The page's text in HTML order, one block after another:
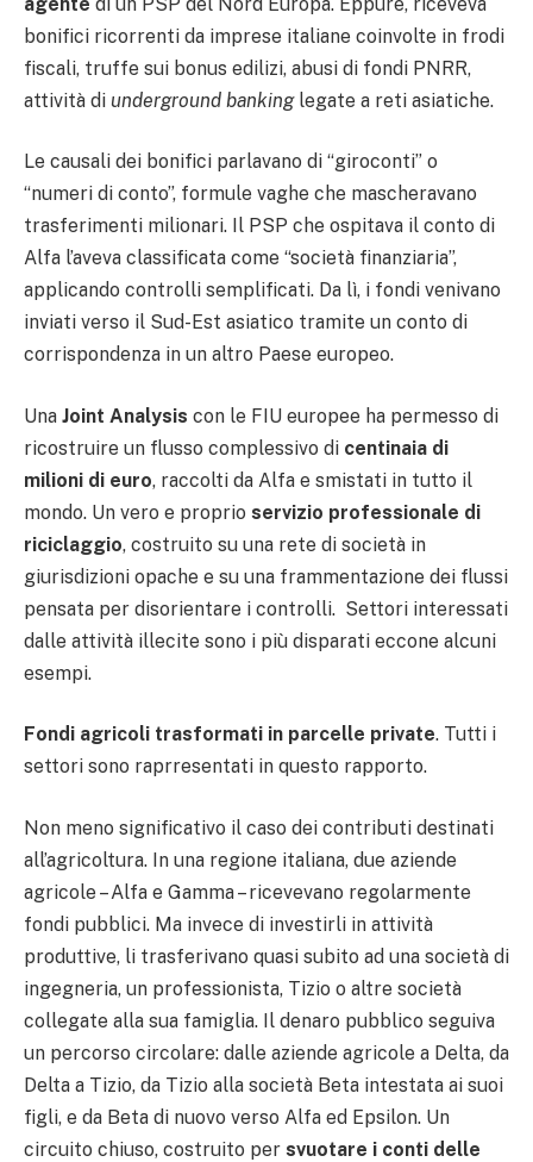
bonifici ricorrenti da imprese italiane coinvolte in frodi
fiscali, truffe sui bonus edilizi, abusi di fondi PNRR,
attività di underground bankinglegate a reti asiatiche.
Le causali dei bonifici parlavano di “giroconti” o
“numeri di conto”, formule vaghe che mascheravano
trasferimenti milionari. Il PSP che ospitava il conto di
Alfa l’aveva classificata come “società finanziaria”,
applicando controlli semplificati. Da lì, i fondi venivano
inviati verso il Sud-Est asiatico tramite un conto di
corrispondenza in un altro Paese europeo.
Una Joint Analysis con le FIU europee ha permesso di
ricostruire un flusso complessivo di centinaia di
milioni di euro, raccolti da Alfa e smistati in tutto il
mondo. Un vero e proprio servizio professionale di
riciclaggio, costruito su una rete di società in
giurisdizioni opache e su una frammentazione dei flussi
pensata per disorientare i controlli. Settori interessati
dalle attività illecite sono i più disparati eccone alcuni
esempi.
Fondi agricoli trasformati in parcelle private. Tutti i
settori sono raprresentati in questo rapporto.
Non meno significativo il caso dei contributi destinati
all’agricoltura. In una regione italiana, due aziende
agricole – Alfa e Gamma – ricevevano regolarmente
fondi pubblici. Ma invece di investirli in attività
produttive, li trasferivano quasi subito ad una società di
ingegneria, un professionista, Tizio o altre società
collegate alla sua famiglia. Il denaro pubblico seguiva
un percorso circolare: dalle aziende agricole a Delta, da
Delta a Tizio, da Tizio alla società Beta intestata ai suoi
figli, e da Beta di nuovo verso Alfa ed Epsilon. Un
circuito chiuso, costruito per svuotare i conti delle